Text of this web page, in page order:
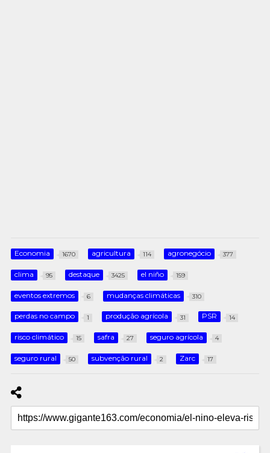
Economia 1670 agricultura 114 agronegócio 377
clima 95 destaque 3425 el niño 159
eventos extremos 6 mudanças climáticas 310
perdas no campo 1 produção agrícola 31 PSR 14
risco climático 15 safra 27 seguro agrícola 4
seguro rural 50 subvenção rural 2 Zarc 17